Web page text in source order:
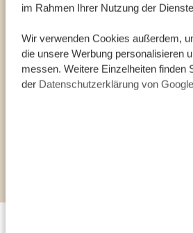
im Rahmen Ihrer Nutzung der
Wir verwenden Cookies außerdem,
die unsere Werbung personalisieren
messen. Weitere Einzelheiten finden
der Datenschutzerklärung von Google
Zweitgrößter Nationalpark
HIGHLIGHTS IN RUAHA
Über 1.650 Pflanzenarten